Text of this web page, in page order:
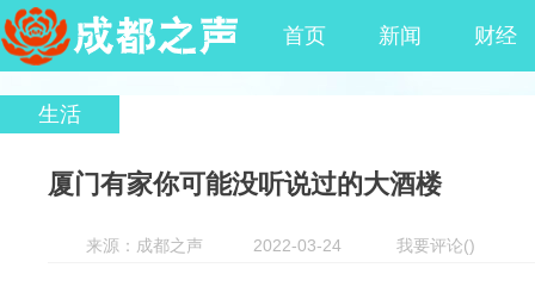
首页 新闻 财经
生活
厦门有家你可能没听说过的大酒楼
来源：成都之声 2022-03-24 我要评论()